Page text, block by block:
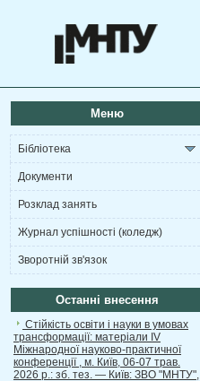
Меню
Бібліотека
Документи
Розклад занять
Журнал успішності (коледж)
Зворотній зв'язок
Останні внесення
Стійкість освіти і науки в умовах
трансформації: матеріали ІV
Міжнародної науково-практичної
конференції , м. Київ, 06-07 трав.
2026 р.: зб. тез. — Київ: ЗВО "МНТУ",